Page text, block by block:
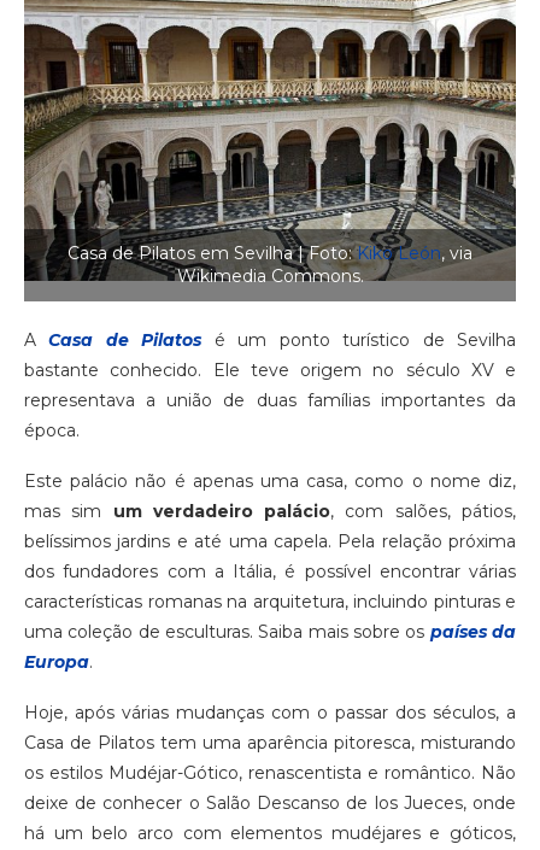
Casa de Pilatos em Sevilha | Foto:Kiko León, via
Wikimedia Commons.
ACasa de Pilatos é um ponto turístico de Sevilha
bastante conhecido. Ele teve origem no século XV e
representava a união de duas famílias importantes da
época.
Este palácio não é apenas uma casa, como o nome diz,
mas sim um verdadeiro palácio, com salões, pátios,
belíssimos jardins e até uma capela. Pela relação próxima
dos fundadores com a Itália, é possível encontrar várias
características romanas na arquitetura, incluindo pinturas e
uma coleção de esculturas. Saiba mais sobre os países da
Europa.
Hoje, após várias mudanças com o passar dos séculos, a
Casa de Pilatos tem uma aparência pitoresca, misturando
os estilos Mudéjar-Gótico, renascentista e romântico. Não
deixe de conhecer o Salão Descanso de los Jueces, onde
há um belo arco com elementos mudéjares e góticos,